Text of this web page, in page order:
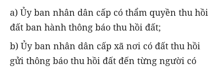
a) Ủy ban nhân dân cấp có thẩm quyền thu hồi
đất ban hành thông báo thu hồi đất;
b) Ủy ban nhân dân cấp xã nơi có đất thu hồi
gửi thông báo thu hồi đất đến từng người có